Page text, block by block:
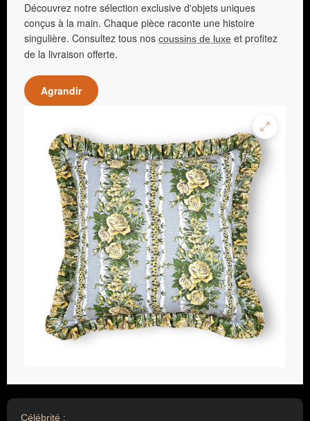
Découvrez notre sélection exclusive d'objets uniques
conçus à la main. Chaque pièce raconte une histoire
singulière. Consultez tous nos coussins de luxe et profitez
de la livraison offerte.
Agrandir
Célébrité :